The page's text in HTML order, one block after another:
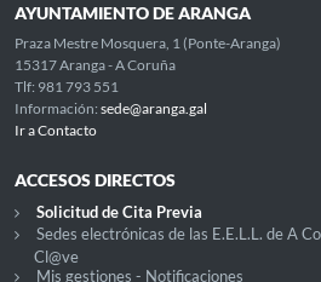
AYUNTAMIENTO DE ARANGA
Praza Mestre Mosquera, 1 (Ponte-Aranga)
15317 Aranga - A Coruña
Tlf: 981 793 551
Información: sede@aranga.gal
Ir a Contacto
ACCESOS DIRECTOS
Solicitud de Cita Previa
Sedes electrónicas de las E.E.L.L. de A
Cl@ve
Mis gestiones - Notificaciones